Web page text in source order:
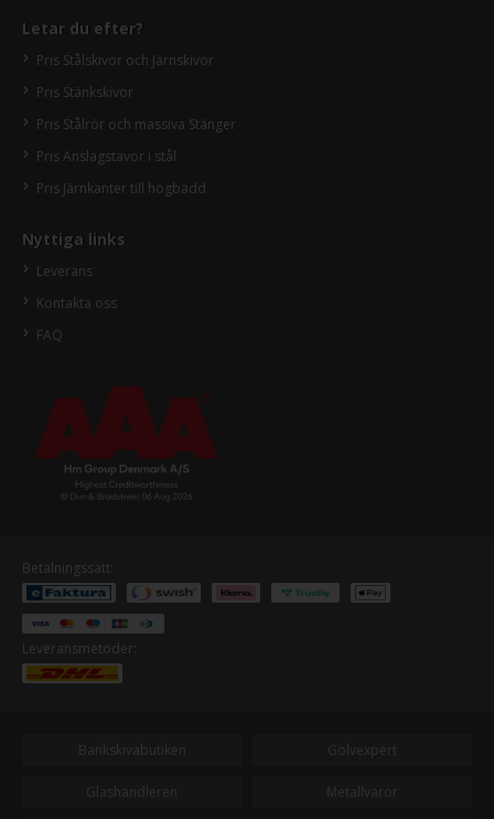
Letar du efter?
Pris Stålskivor och Järnskivor
Pris Stänkskivor
Pris Stålrör och massiva Stänger
Pris Anslagstavor i stål
Pris Järnkanter till högbädd
Nyttiga links
Leverans
Kontakta oss
FAQ
Betalningssätt:
Leveransmetoder:
Bankskivabutiken Golvexpert
Glashandleren Metallvaror